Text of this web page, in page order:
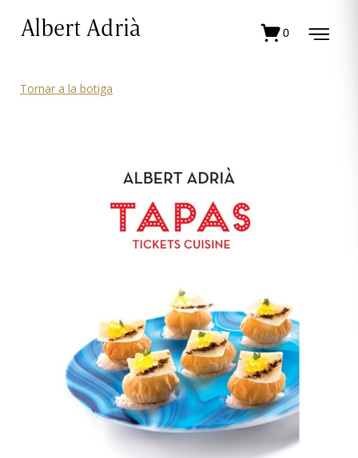
Albert Adrià 0
Tornar a la botiga